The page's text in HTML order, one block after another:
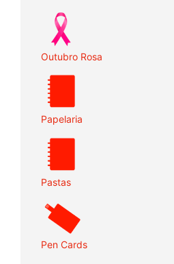
Outubro Rosa
Papelaria
Pastas
Pen Cards